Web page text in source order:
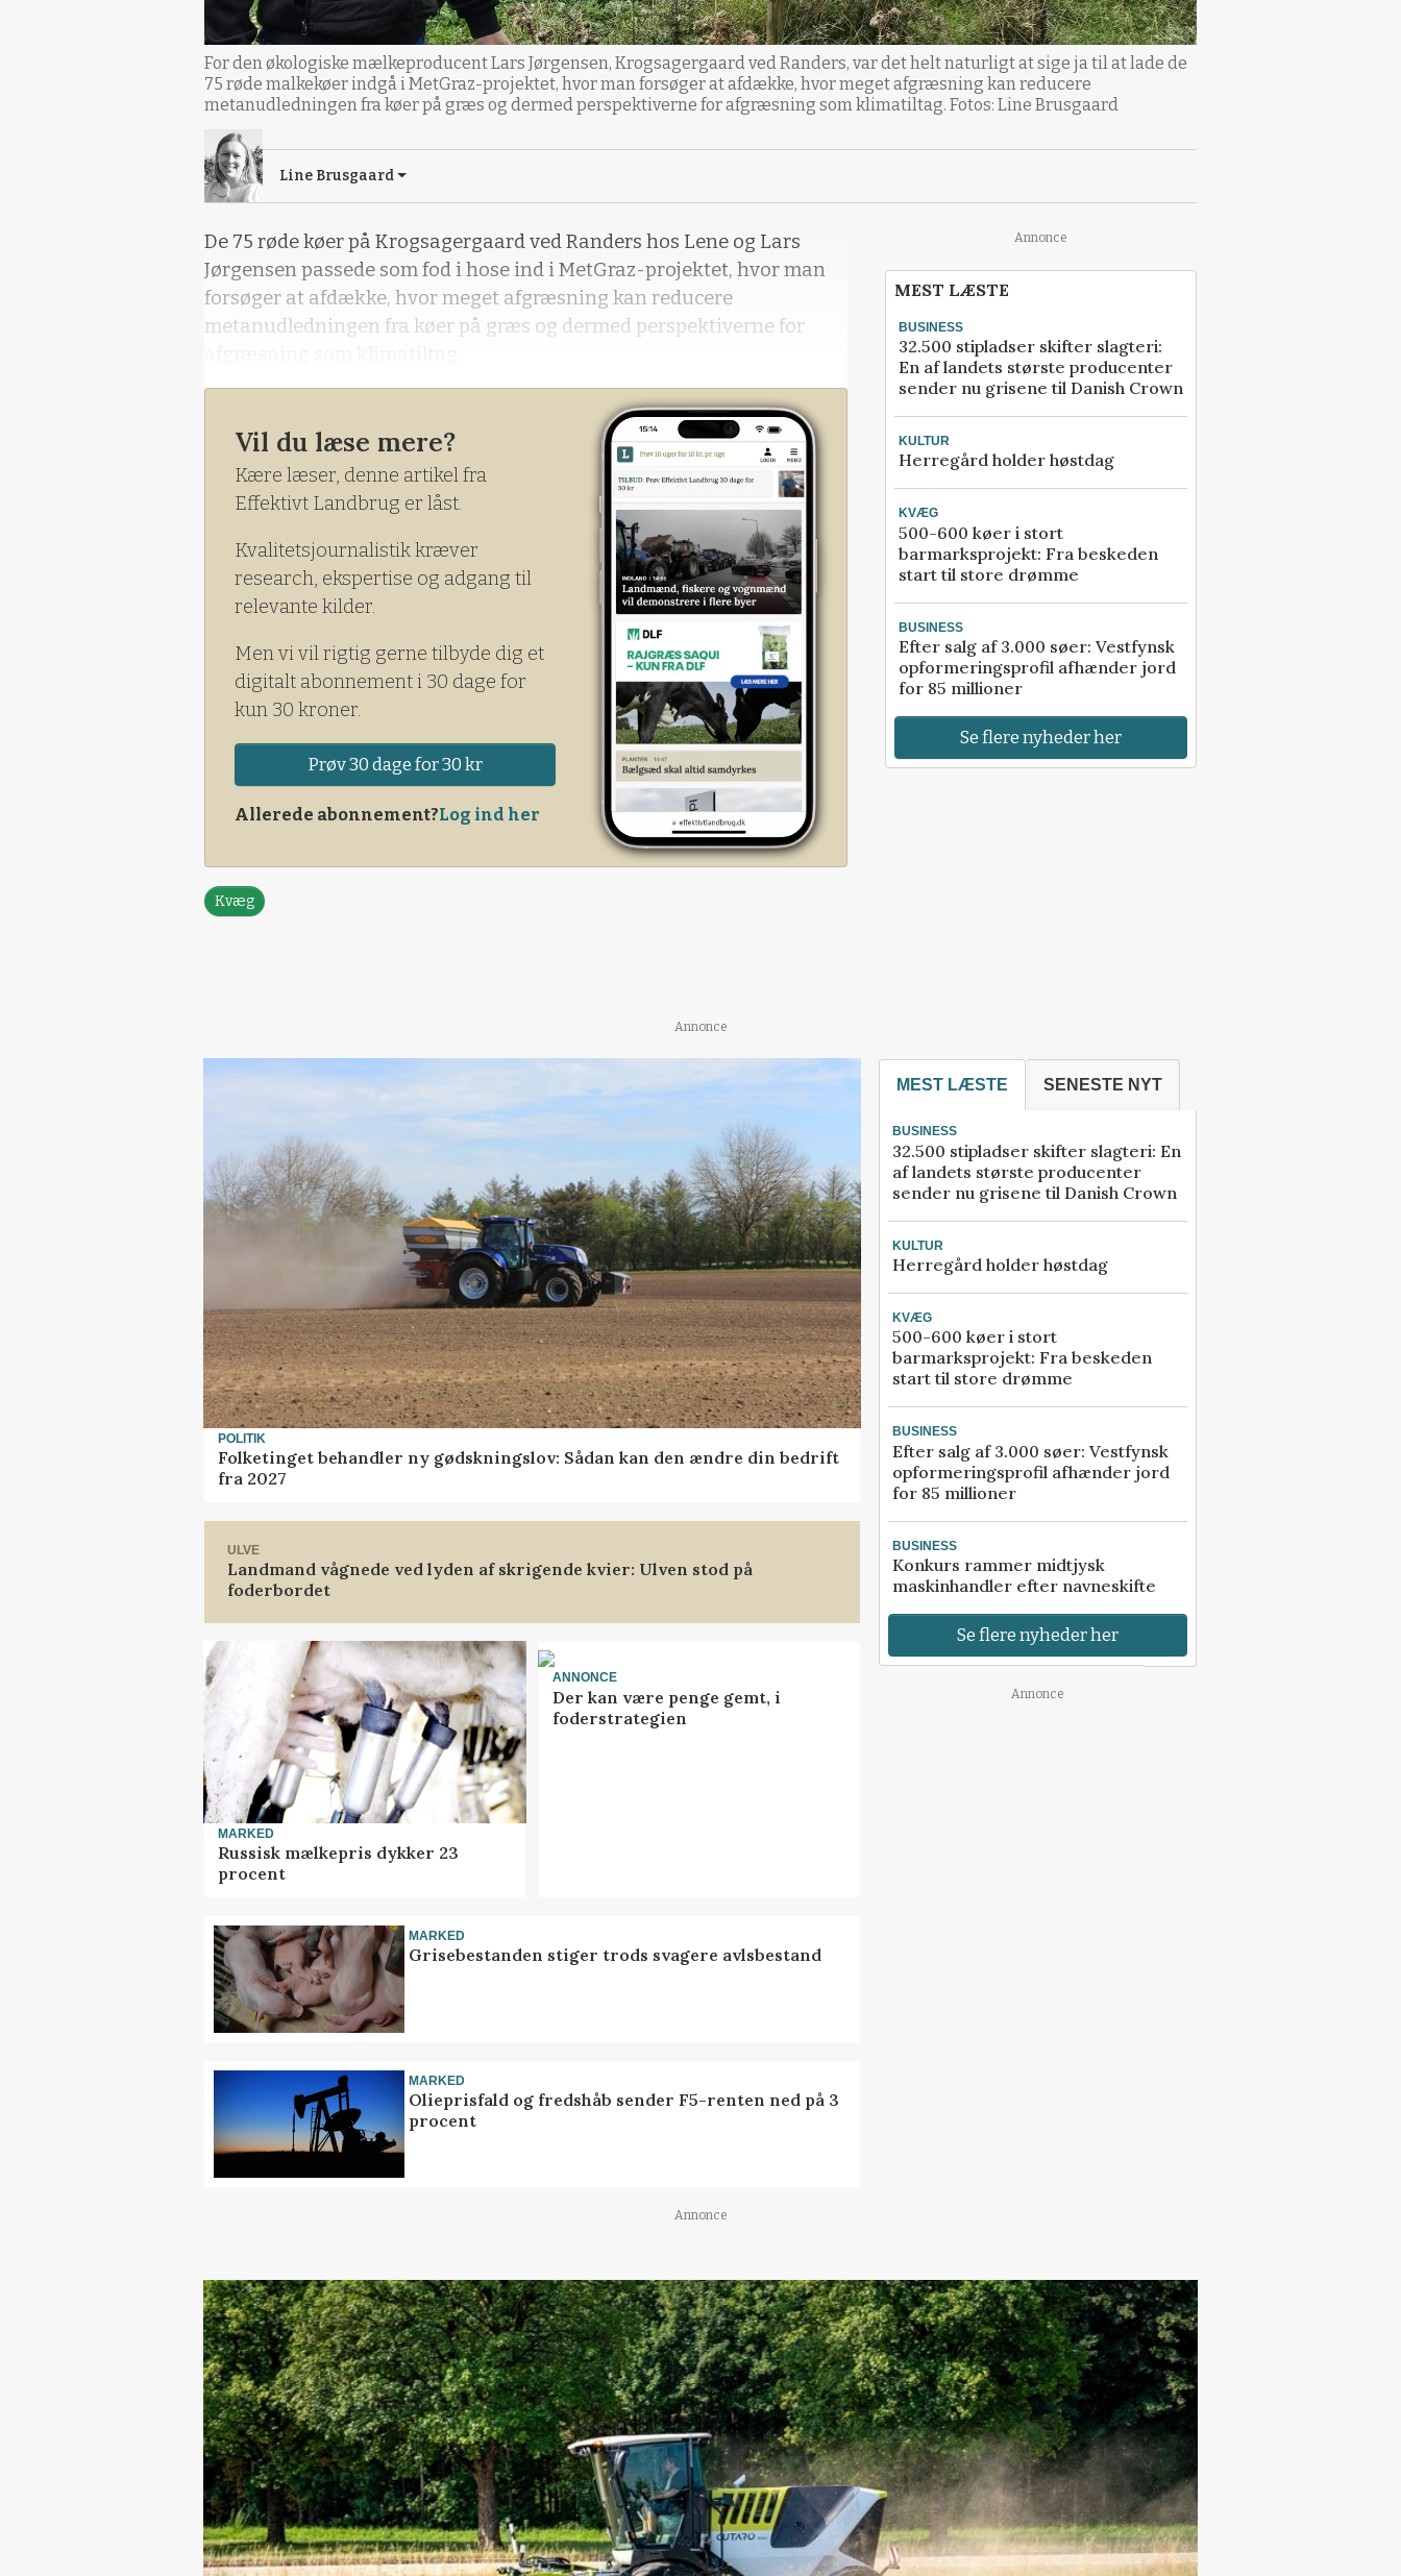
For den økologiske mælkeproducent Lars Jørgensen, Krogsagergaard ved Randers, var det helt naturligt at sige ja til at lade de
75 røde malkekøer indgå i MetGraz-projektet, hvor man forsøger at afdække, hvor meget afgræsning kan reducere
metanudledningen fra køer på græs og dermed perspektiverne for afgræsning som klimatiltag. Fotos: Line Brusgaard
Line Brusgaard
De 75 røde køer på Krogsagergaard ved Randers hos Lene og Lars
Jørgensen passede som fod i hose ind i MetGraz-projektet, hvor man
forsøger at afdække, hvor meget afgræsning kan reducere
metanudledningen fra køer på græs og dermed perspektiverne for
Vil du læse mere?
Kære læser, denne artikel fra
Effektivt Landbrug er låst.
Kvalitetsjournalistik kræver
research, ekspertise og adgang til
relevante kilder.
Men vi vil rigtig gerne tilbyde dig et
digitalt abonnement i 30 dage for
kun 30 kroner.
Prøv 30 dage for 30 kr
Allerede abonnement?Log ind her
Kvæg
Annonce
MEST LÆSTE
BUSINESS
32.500 stipladser skifter slagteri:
En af landets største producenter
sender nu grisene til Danish Crown
KULTUR
Herregård holder høstdag
KVÆG
500-600 køer i stort
barmarksprojekt: Fra beskeden
start til store drømme
BUSINESS
Efter salg af 3.000 søer: Vestfynsk
opformeringsprofil afhænder jord
for 85 millioner
Se flere nyheder her
Annonce
POLITIK
Folketinget behandler ny gødskningslov: Sådan kan den ændre din bedrift
fra 2027
ULVE
Landmand vågnede ved lyden af skrigende kvier: Ulven stod på
foderbordet
MARKED
Russisk mælkepris dykker 23
procent
ANNONCE
Der kan være penge gemt, i
foderstrategien
MARKED
Grisebestanden stiger trods svagere avlsbestand
MARKED
Olieprisfald og fredshåb sender F5-renten ned på 3
procent
MEST LÆSTE SENESTE NYT
BUSINESS
32.500 stipladser skifter slagteri: En
af landets største producenter
sender nu grisene til Danish Crown
KULTUR
Herregård holder høstdag
KVÆG
500-600 køer i stort
barmarksprojekt: Fra beskeden
start til store drømme
BUSINESS
Efter salg af 3.000 søer: Vestfynsk
opformeringsprofil afhænder jord
for 85 millioner
BUSINESS
Konkurs rammer midtjysk
maskinhandler efter navneskifte
Se flere nyheder her
Annonce
Annonce